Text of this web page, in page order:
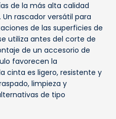
de la más alta calidad
rascador versátil para
de las superficies de
utiliza antes del corte de
de un accesorio de
favorecen la
cinta es ligero, resistente y
limpieza y
de tipo